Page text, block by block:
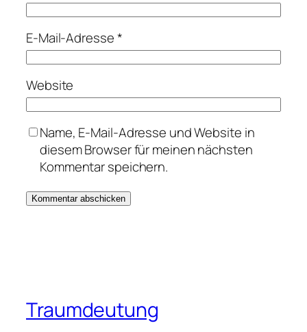
E-Mail-Adresse*
Website
Name, E-Mail-Adresse und Website in
diesem Browser für meinen nächsten
Kommentar speichern.
Traumdeutung